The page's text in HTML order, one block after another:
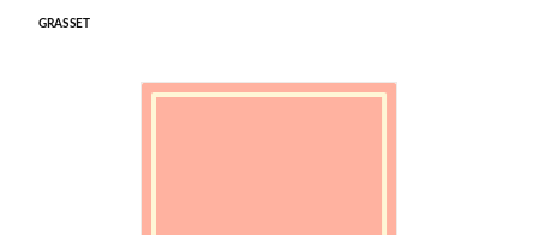
GRASSET